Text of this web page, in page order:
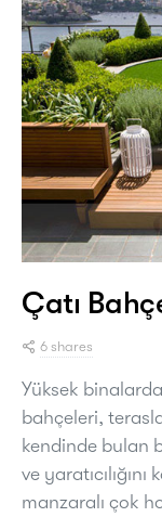
Çatı
6 shares
Yüksek
bahçeleri,
kendinde bulan
ve
manzaralı çok